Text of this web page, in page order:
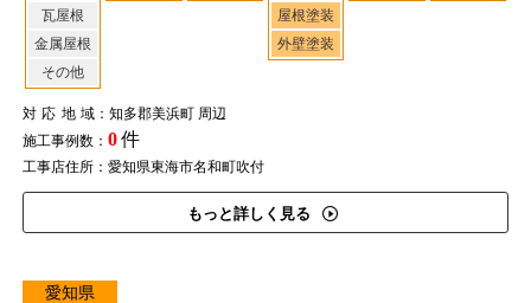
瓦屋根
金属屋根
その他
屋根塗装
外壁塗装
対応地域：知多郡美浜町 周辺
施工事例数： 0件
工事店住所：愛知県東海市名和町吹付
もっと詳しく見る
愛知県